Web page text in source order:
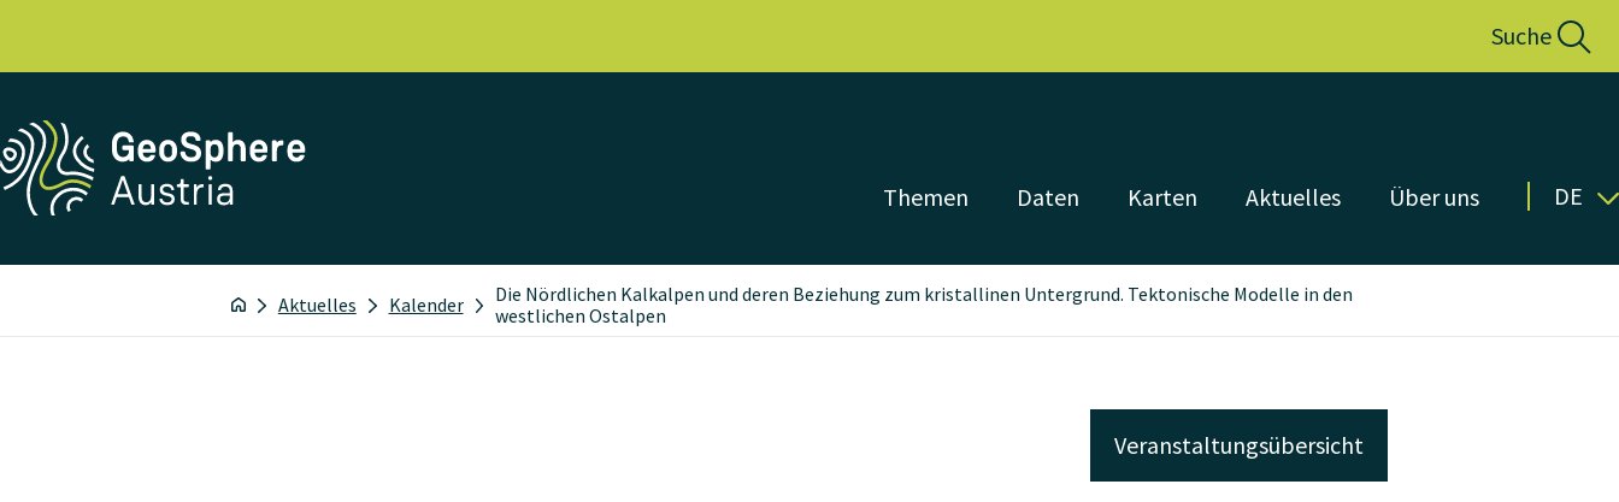
Suche
Themen Daten Karten Aktuelles Über uns DE
Aktuelles Kalender
Die Nördlichen Kalkalpen und deren Beziehung zum kristallinen Untergrund. Tektonische Modelle in den
westlichen Ostalpen
Veranstaltungsübersicht